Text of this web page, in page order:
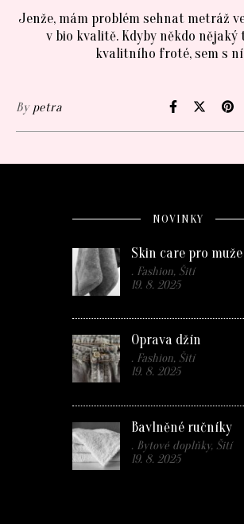
Jenže, mám problém sehnat metráž
v bio kvalitě. Kdyby někdo nějaký
kvalitního froté, sem s
By petra
NOVINKY
Skin care pro muže
. Fashion, Šití
19. 8. 2025
Oprava džín
. Fashion, Šití
19. 8. 2025
Bavlněné ručníky
. Bytové doplňky, Šití
19. 8. 2025